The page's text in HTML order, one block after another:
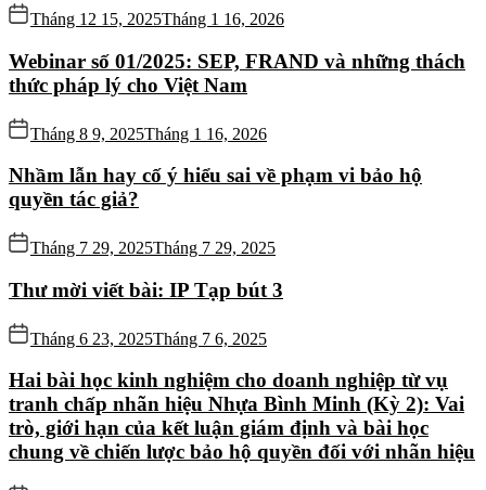
Tháng 12 15, 2025Tháng 1 16, 2026
Webinar số 01/2025: SEP, FRAND và những thách
thức pháp lý cho Việt Nam
Tháng 8 9, 2025Tháng 1 16, 2026
Nhầm lẫn hay cố ý hiểu sai về phạm vi bảo hộ
quyền tác giả?
Tháng 7 29, 2025Tháng 7 29, 2025
Thư mời viết bài: IP Tạp bút 3
Tháng 6 23, 2025Tháng 7 6, 2025
Hai bài học kinh nghiệm cho doanh nghiệp từ vụ
tranh chấp nhãn hiệu Nhựa Bình Minh (Kỳ 2): Vai
trò, giới hạn của kết luận giám định và bài học
chung về chiến lược bảo hộ quyền đối với nhãn hiệu